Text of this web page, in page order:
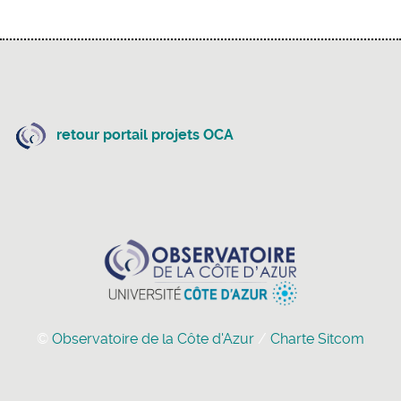
retour portail projets OCA
© Observatoire de la Côte d'Azur / Charte Sitcom